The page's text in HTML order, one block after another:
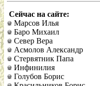
Сейчас на сайте:
Марсов Илья
Баро Михаил
Север Вера
Асмолов Александр
Стервятник Папа
Инфинилия
Голубов Борис